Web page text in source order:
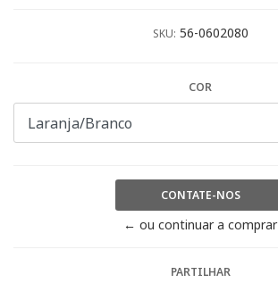
SKU: 56-0602080
COR
CONTATE-NOS
← ou continuar a comprar
PARTILHAR